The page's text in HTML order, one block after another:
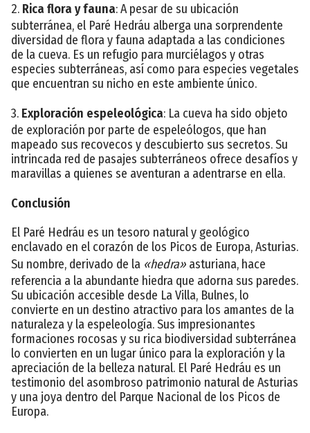
2. Rica flora y fauna: A pesar de su ubicación
subterránea, el Paré Hedráu alberga una sorprendente
diversidad de flora y fauna adaptada a las condiciones
de la cueva. Es un refugio para murciélagos y otras
especies subterráneas, así como para especies vegetales
que encuentran su nicho en este ambiente único.
3. Exploración espeleológica: La cueva ha sido objeto
de exploración por parte de espeleólogos, que han
mapeado sus recovecos y descubierto sus secretos. Su
intrincada red de pasajes subterráneos ofrece desafíos y
maravillas a quienes se aventuran a adentrarse en ella.
Conclusión
El Paré Hedráu es un tesoro natural y geológico
enclavado en el corazón de los Picos de Europa, Asturias.
Su nombre, derivado de la «hedra» asturiana, hace
referencia a la abundante hiedra que adorna sus paredes.
Su ubicación accesible desde La Villa, Bulnes, lo
convierte en un destino atractivo para los amantes de la
naturaleza y la espeleología. Sus impresionantes
formaciones rocosas y su rica biodiversidad subterránea
lo convierten en un lugar único para la exploración y la
apreciación de la belleza natural. El Paré Hedráu es un
testimonio del asombroso patrimonio natural de Asturias
y una joya dentro del Parque Nacional de los Picos de
Europa.